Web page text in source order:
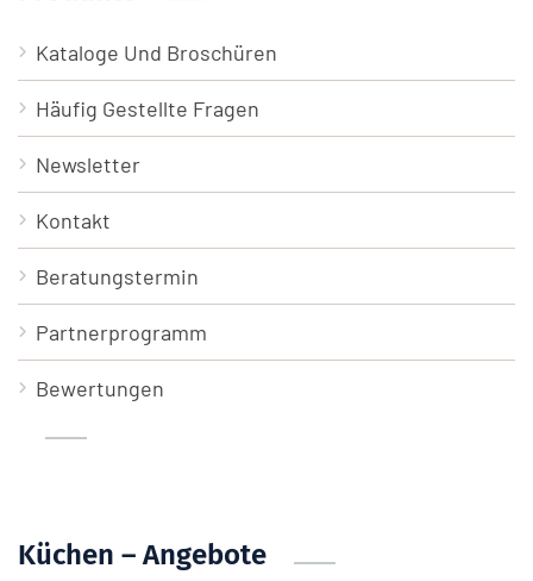
Kataloge Und Broschüren
Häufig Gestellte Fragen
Newsletter
Kontakt
Beratungstermin
Partnerprogramm
Bewertungen
Küchen – Angebote